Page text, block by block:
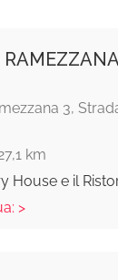
3,
km
House e il
>